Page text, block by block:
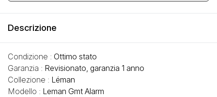
Descrizione
Condizione : Ottimo stato
Garanzia : Revisionato, garanzia 1 anno
Collezione : Léman
Modello : Leman Gmt Alarm